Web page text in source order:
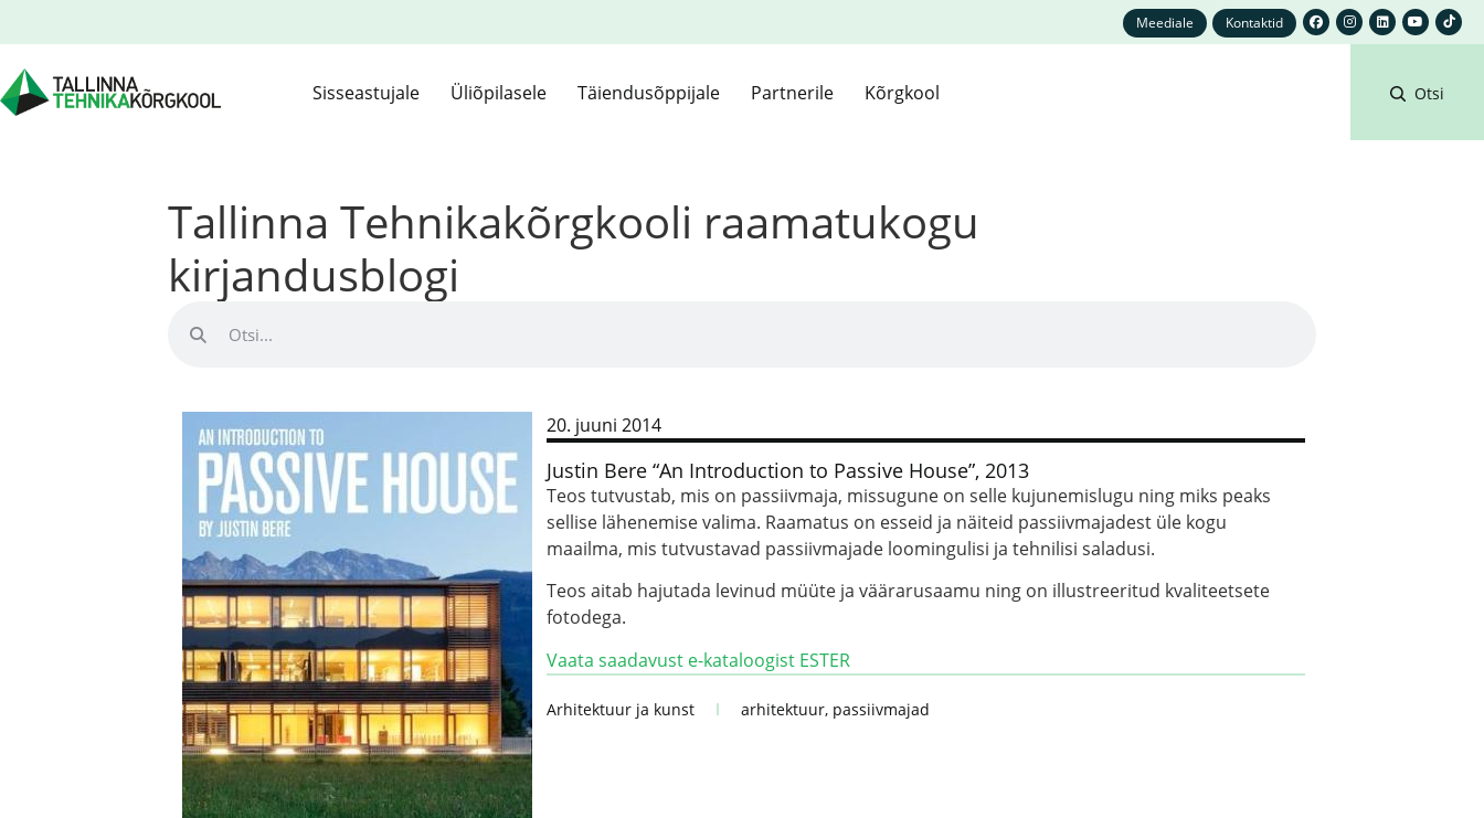
Meediale Kontaktid
Sisseastujale Üliõpilasele Täiendusõppijale Partnerile Kõrgkool Otsi
Tallinna Tehnikakõrgkooli raamatukogu
kirjandusblogi
20. juuni 2014
Justin Bere “An Introduction to Passive House”, 2013
Teos tutvustab, mis on passiivmaja, missugune on selle kujunemislugu ning miks peaks
sellise lähenemise valima. Raamatus on esseid ja näiteid passiivmajadest üle kogu
maailma, mis tutvustavad passiivmajade loomingulisi ja tehnilisi saladusi.
Teos aitab hajutada levinud müüte ja väärarusaamu ning on illustreeritud kvaliteetsete
fotodega.
Vaata saadavust e-kataloogist ESTER
Arhitektuur ja kunst arhitektuur, passiivmajad